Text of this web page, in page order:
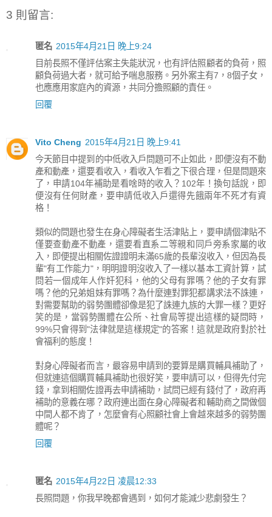
3 則留言:
匿名 2015年4月21日 晚上9:24
目前長照不僅評估案主失能狀況，也有評估照顧者的負荷，照
顧負荷過大者，就可給予喘息服務。另外案主有7，8個子女，
也應應用家庭內的資源，共同分擔照顧的責任。
回覆
Vito Cheng 2015年4月21日 晚上9:41
今天節目中提到的中低收入戶問題可不止如此，即便沒有不動
產和動產，還要看收入，看收入乍看之下很合理，但是問題來
了，申請104年補助是看啥時的收入？102年！換句話說，即
便沒有任何財產，要申請低收入戶還得先餓兩年不死才有資
格！
類似的問題也發生在身心障礙者生活津貼上，要申請個津貼不
僅要查動產不動產，還要看直系二等親和同戶旁系家屬的收
入，即便提出相關佐證證明未滿65歲的長輩沒收入，但因為長
輩"有工作能力"，明明證明沒收入了一樣以基本工資計算，試
問若一個成年人作奸犯科，他的父母有罪嗎？他的子女有罪
嗎？他的兄弟姐妹有罪嗎？為什麼連對罪犯都講求法不誅連，
對需要幫助的弱勢團體卻像是犯了誅連九族的大罪一樣？更好
笑的是，當弱勢團體在公所、社會局等提出這樣的疑問時，
99%只會得到"法律就是這樣規定"的答案！這就是政府對於社
會福利的態度！
對身心障礙者而言，最容易申請到的要算是購買輔具補助了，
但就連這個購買輔具補助也很好笑，要申請可以，但得先付完
錢，拿到相關佐證再去申請補助，試問已經有錢付了，政府再
補助的意義在哪？政府連出面在身心障礙者和輔助商之間做個
中間人都不肯了，怎麼會有心照顧社會上會越來越多的弱勢團
體呢？
回覆
匿名 2015年4月22日 凌晨12:33
長照問題，你我早晚都會遇到，如何才能減少悲劇發生？